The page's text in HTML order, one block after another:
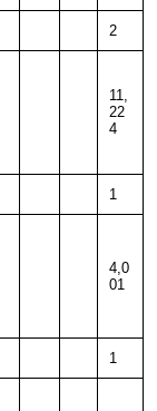
2
11,
22
4
1
4,0
01
1